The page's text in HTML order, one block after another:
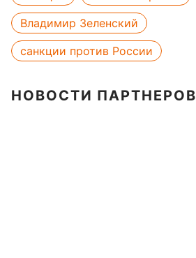
Владимир Зеленский
санкции против России
НОВОСТИ ПАРТНЕРОВ